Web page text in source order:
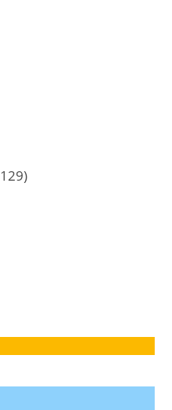
129129